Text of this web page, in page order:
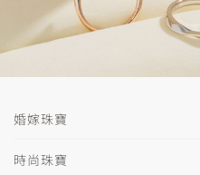
婚嫁珠寶
時尚珠寶